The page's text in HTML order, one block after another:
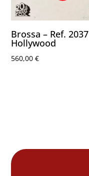
Brossa – Ref. 2037
Hollywood
560,00€